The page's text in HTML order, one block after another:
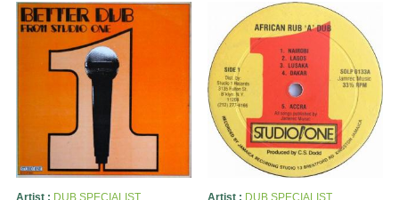
Artist : DUB SPECIALIST Artist : DUB SPECIALIST